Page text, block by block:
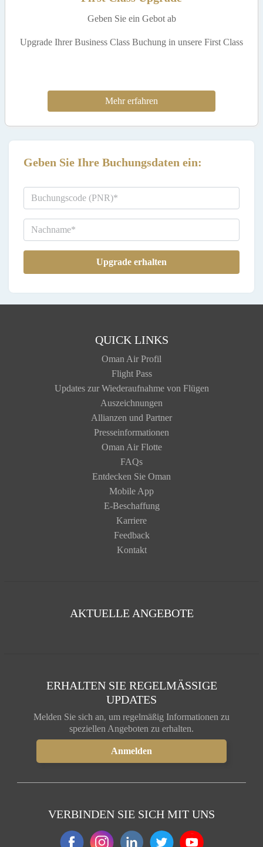
Geben Sie ein Gebot ab
Upgrade Ihrer Business Class Buchung in unsere First Class
Mehr erfahren
Geben Sie Ihre Buchungsdaten ein:
Upgrade erhalten
QUICK LINKS
Oman Air Profil
Flight Pass
Updates zur Wiederaufnahme von Flügen
Auszeichnungen
Allianzen und Partner
Presseinformationen
Oman Air Flotte
FAQs
Entdecken Sie Oman
Mobile App
E-Beschaffung
Karriere
Feedback
Kontakt
AKTUELLE ANGEBOTE
ERHALTEN SIE REGELMÄSSIGE U
PDATES
Melden Sie sich an, um regelmäßig Informationen zu
speziellen Angeboten zu erhalten.
VERBINDEN SIE SICH MIT UNS